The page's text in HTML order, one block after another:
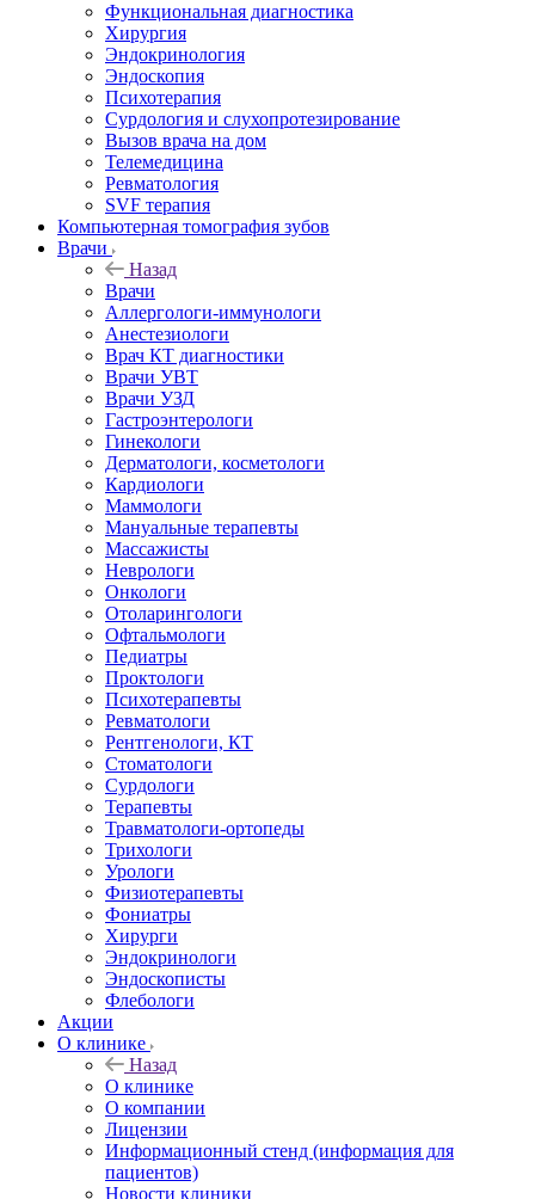
Функциональная диагностика
Хирургия
Эндокринология
Эндоскопия
Психотерапия
Сурдология и слухопротезирование
Вызов врача на дом
Телемедицина
Ревматология
SVF терапия
Компьютерная томография зубов
Врачи
Назад
Врачи
Аллергологи-иммунологи
Анестезиологи
Врач КТ диагностики
Врачи УВТ
Врачи УЗД
Гастроэнтерологи
Гинекологи
Дерматологи, косметологи
Кардиологи
Маммологи
Мануальные терапевты
Массажисты
Неврологи
Онкологи
Отоларингологи
Офтальмологи
Педиатры
Проктологи
Психотерапевты
Ревматологи
Рентгенологи, КТ
Стоматологи
Сурдологи
Терапевты
Травматологи-ортопеды
Трихологи
Урологи
Физиотерапевты
Фониатры
Хирурги
Эндокринологи
Эндоскописты
Флебологи
Акции
О клинике
Назад
О клинике
О компании
Лицензии
Информационный стенд (информация для
пациентов)
Новости клиники